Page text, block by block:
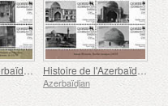
Histoire de l'Azerbaïdjan Occidental - Palais Sardar Histoire de l'Azerbaïdjan Occidental - Mosquée Sardar
Azerbaïdjan